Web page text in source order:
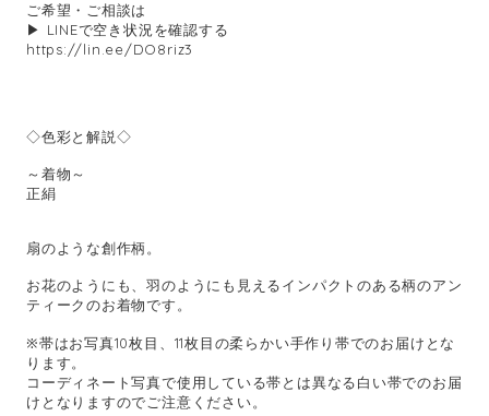
ご希望・ご相談は
▶ LINEで空き状況を確認する
https://lin.ee/DO8riz3
◇色彩と解説◇
～着物～
正絹
扇のような創作柄。
お花のようにも、羽のようにも見えるインパクトのある柄のアン
ティークのお着物です。
※帯はお写真10枚目、11枚目の柔らかい手作り帯でのお届けとな
ります。
コーディネート写真で使用している帯とは異なる白い帯でのお届
けとなりますのでご注意ください。